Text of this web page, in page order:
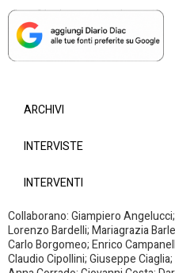
ARCHIVI
INTERVISTE
INTERVENTI
Collaborano: Giampiero
Lorenzo Bardelli; Mariagrazia
Carlo Borgomeo; Enrico
Claudio Cipollini; Giuseppe